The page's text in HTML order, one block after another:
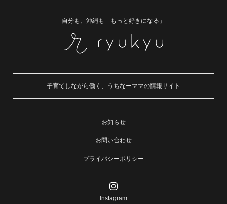
自分も、沖縄も「もっと好きになる」
子育てしながら働く、うちなーママの情報サイト
お知らせ
お問い合わせ
プライバシーポリシー
Instagram